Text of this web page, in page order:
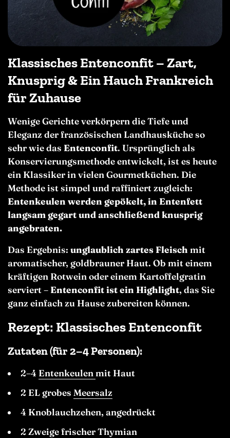
Klassisches Entenconfit – Zart,
Knusprig & Ein Hauch Frankreich
für Zuhause
Wenige Gerichte verkörpern die Tiefe und
Eleganz der französischen Landhausküche so
sehr wie das Entenconfit. Ursprünglich als
Konservierungsmethode entwickelt, ist es heute
ein Klassiker in vielen Gourmetküchen. Die
Methode ist simpel und raffiniert zugleich:
Entenkeulen werden gepökelt, in Entenfett
langsam gegart und anschließend knusprig
angebraten.
Das Ergebnis: unglaublich zartes Fleisch mit
aromatischer, goldbrauner Haut. Ob mit einem
kräftigen Rotwein oder einem Kartoffelgratin
serviert – Entenconfit ist ein Highlight, das Sie
ganz einfach zu Hause zubereiten können.
Rezept: Klassisches Entenconfit
Zutaten (für 2–4 Personen):
2–4 Entenkeulenmit Haut
2 EL grobes Meersalz
4 Knoblauchzehen, angedrückt
2 Zweige frischer Thymian